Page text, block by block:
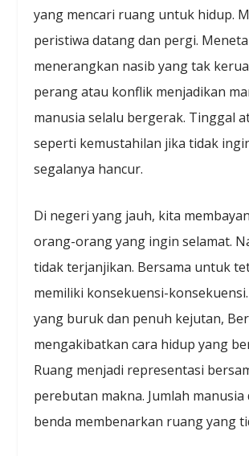
yang mencari ruang untuk hidup.
peristiwa datang dan pergi.
menerangkan nasib yang tak
perang atau konflik menjadikan
manusia selalu bergerak. Tinggal
seperti kemustahilan jika tidak
segalanya hancur.
Di negeri yang jauh, kita
orang-orang yang ingin selamat.
tidak terjanjikan. Bersama untuk
memiliki konsekuensi-
yang buruk dan penuh kejutan,
mengakibatkan cara hidup yang
Ruang menjadi representasi
perebutan makna. Jumlah manusia
benda membenarkan ruang yang